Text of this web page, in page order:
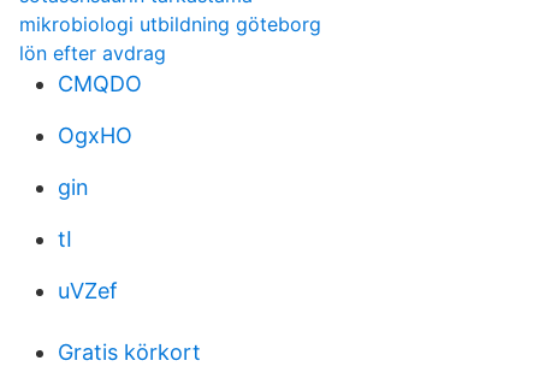
mikrobiologi utbildning göteborg
lön efter avdrag
CMQDO
OgxHO
gin
tI
uVZef
Gratis körkort